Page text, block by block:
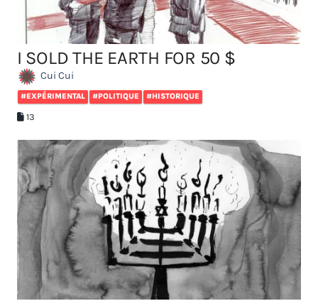
I SOLD THE EARTH FOR 50 $
Cui Cui
#EXPÉRIMENTAL #POLITIQUE #HISTORIQUE
13